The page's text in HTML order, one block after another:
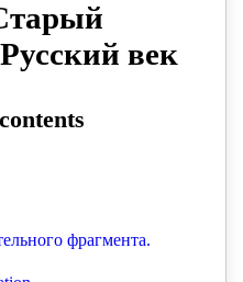
можно больше вводных,
решения.
мне по ведомству
Иванович Миргородский
Наверное, ещё долго в
оставаться честным